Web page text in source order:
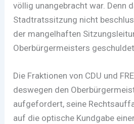
völlig unangebracht war. Denn
Stadtratssitzung nicht
der mangelhaften
Oberbürgermeisters
Die Fraktionen von CDU und
deswegen den
aufgefordert, seine
auf die optische Kundgabe